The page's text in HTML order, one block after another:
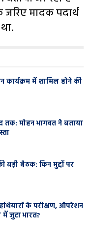
मादक पदार्थ
कार्यक्रम में शामिल होने की
मोहन भागवत ने बताया
बड़ी बैठक: किन मुद्दों पर
के परीक्षण, ऑपरेशन
जुटा भारत?